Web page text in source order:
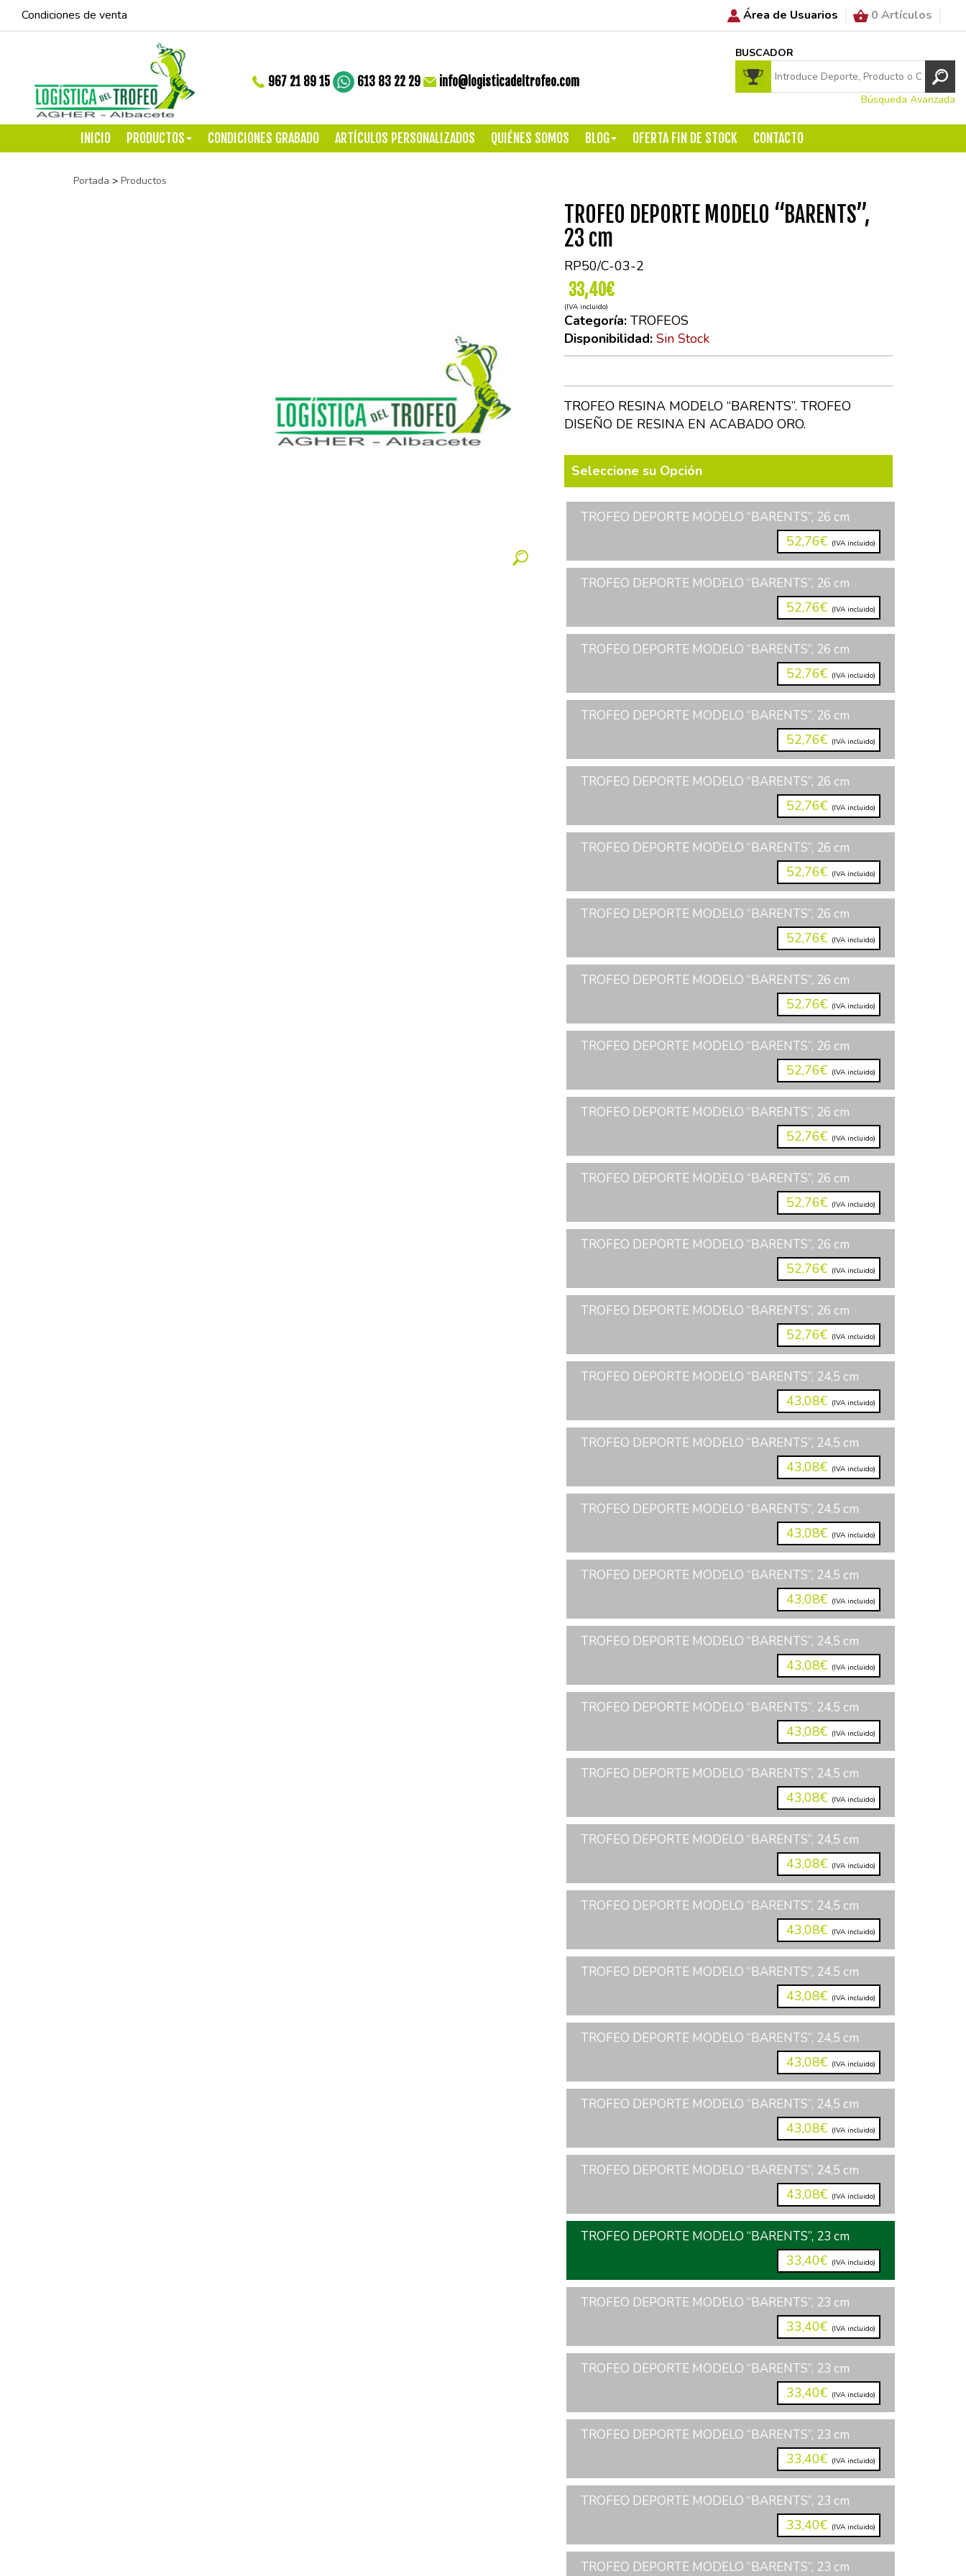
Condiciones de venta Área de Usuarios 0 Artículos
967 21 89 15 613 83 22 29 info@logisticadeltrofeo.com
BUSCADOR
Búsqueda Avanzada
INICIO PRODUCTOS CONDICIONES GRABADO ARTÍCULOS PERSONALIZADOS QUIÉNES SOMOS BLOG OFERTA FIN DE STOCK CONTACTO
Portada > Productos
TROFEO DEPORTE MODELO “BARENTS”,
23 cm
RP50/C-03-2
33,40€
(IVA incluido)
Categoría: TROFEOS
Disponibilidad: Sin Stock
TROFEO RESINA MODELO “BARENTS”. TROFEO
DISEÑO DE RESINA EN ACABADO ORO.
Seleccione su Opción
TROFEO DEPORTE MODELO “BARENTS”, 26 cm
52,76€ (IVA incluido)
TROFEO DEPORTE MODELO “BARENTS”, 26 cm
52,76€ (IVA incluido)
TROFEO DEPORTE MODELO “BARENTS”, 26 cm
52,76€ (IVA incluido)
TROFEO DEPORTE MODELO “BARENTS”, 26 cm
52,76€ (IVA incluido)
TROFEO DEPORTE MODELO “BARENTS”, 26 cm
52,76€ (IVA incluido)
TROFEO DEPORTE MODELO “BARENTS”, 26 cm
52,76€ (IVA incluido)
TROFEO DEPORTE MODELO “BARENTS”, 26 cm
52,76€ (IVA incluido)
TROFEO DEPORTE MODELO “BARENTS”, 26 cm
52,76€ (IVA incluido)
TROFEO DEPORTE MODELO “BARENTS”, 26 cm
52,76€ (IVA incluido)
TROFEO DEPORTE MODELO “BARENTS”, 26 cm
52,76€ (IVA incluido)
TROFEO DEPORTE MODELO “BARENTS”, 26 cm
52,76€ (IVA incluido)
TROFEO DEPORTE MODELO “BARENTS”, 26 cm
52,76€ (IVA incluido)
TROFEO DEPORTE MODELO “BARENTS”, 26 cm
52,76€ (IVA incluido)
TROFEO DEPORTE MODELO “BARENTS”, 24,5 cm
43,08€ (IVA incluido)
TROFEO DEPORTE MODELO “BARENTS”, 24,5 cm
43,08€ (IVA incluido)
TROFEO DEPORTE MODELO “BARENTS”, 24,5 cm
43,08€ (IVA incluido)
TROFEO DEPORTE MODELO “BARENTS”, 24,5 cm
43,08€ (IVA incluido)
TROFEO DEPORTE MODELO “BARENTS”, 24,5 cm
43,08€ (IVA incluido)
TROFEO DEPORTE MODELO “BARENTS”, 24,5 cm
43,08€ (IVA incluido)
TROFEO DEPORTE MODELO “BARENTS”, 24,5 cm
43,08€ (IVA incluido)
TROFEO DEPORTE MODELO “BARENTS”, 24,5 cm
43,08€ (IVA incluido)
TROFEO DEPORTE MODELO “BARENTS”, 24,5 cm
43,08€ (IVA incluido)
TROFEO DEPORTE MODELO “BARENTS”, 24,5 cm
43,08€ (IVA incluido)
TROFEO DEPORTE MODELO “BARENTS”, 24,5 cm
43,08€ (IVA incluido)
TROFEO DEPORTE MODELO “BARENTS”, 24,5 cm
43,08€ (IVA incluido)
TROFEO DEPORTE MODELO “BARENTS”, 24,5 cm
43,08€ (IVA incluido)
TROFEO DEPORTE MODELO “BARENTS”, 23 cm
33,40€ (IVA incluido)
TROFEO DEPORTE MODELO “BARENTS”, 23 cm
33,40€ (IVA incluido)
TROFEO DEPORTE MODELO “BARENTS”, 23 cm
33,40€ (IVA incluido)
TROFEO DEPORTE MODELO “BARENTS”, 23 cm
33,40€ (IVA incluido)
TROFEO DEPORTE MODELO “BARENTS”, 23 cm
33,40€ (IVA incluido)
TROFEO DEPORTE MODELO “BARENTS”, 23 cm